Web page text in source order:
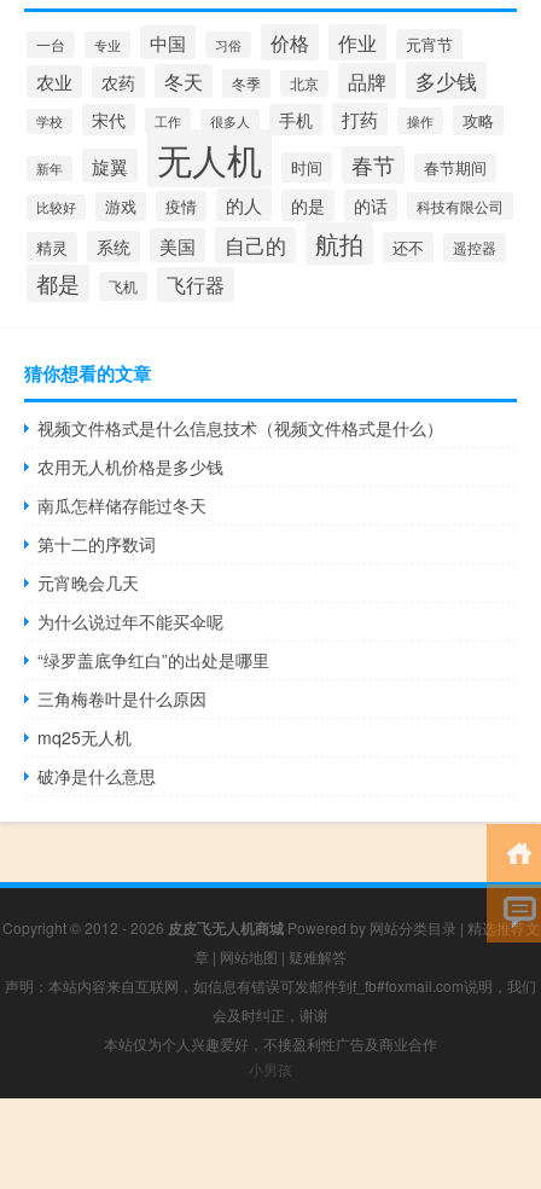
一台 专业 中国 习俗 价格 作业 元宵节
农业 农药 冬天 冬季 北京 品牌 多少钱
学校 宋代 工作 很多人 手机 打药 操作 攻略
新年 旋翼 无人机 时间 春节 春节期间
比较好 游戏 疫情 的人 的是 的话 科技有限公司
精灵 系统 美国 自己的 航拍 还不 遥控器
都是 飞机 飞行器
猜你想看的文章
视频文件格式是什么信息技术（视频文件格式是什么）
农用无人机价格是多少钱
南瓜怎样储存能过冬天
第十二的序数词
元宵晚会几天
为什么说过年不能买伞呢
“绿罗盖底争红白”的出处是哪里
三角梅卷叶是什么原因
mq25无人机
破净是什么意思
Copyright © 2012 - 2026 皮皮飞无人机商城Powered by 网站分类目录 | 精选推荐文
章 | 网站地图 | 疑难解答
声明：本站内容来自互联网，如信息有错误可发邮件到f_fb#foxmail.com说明，我们
会及时纠正，谢谢
本站仅为个人兴趣爱好，不接盈利性广告及商业合作
小男孩